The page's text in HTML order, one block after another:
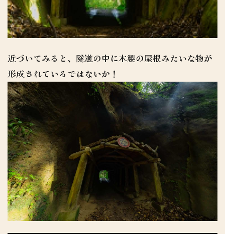
近づいてみると、隧道の中に木製の屋根みたいな物が
形成されているではないか！